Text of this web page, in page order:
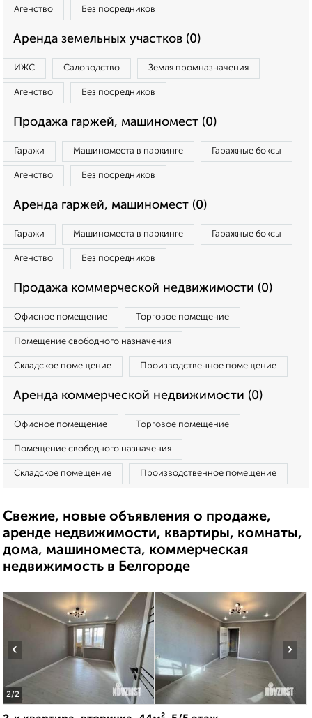
Агенство Без посредников
Аренда земельных участков (0)
ИЖС Садоводство Земля промназначения
Агенство Без посредников
Продажа гаржей, машиномест (0)
Гаражи Машиноместа в паркинге Гаражные боксы
Агенство Без посредников
Аренда гаржей, машиномест (0)
Гаражи Машиноместа в паркинге Гаражные боксы
Агенство Без посредников
Продажа коммерческой недвижимости (0)
Офисное помещение Торговое помещение
Помещение свободного назначения
Складское помещение Производственное помещение
Аренда коммерческой недвижимости (0)
Офисное помещение Торговое помещение
Помещение свободного назначения
Складское помещение Производственное помещение
Свежие, новые объявления о продаже,
аренде недвижимости, квартиры, комнаты,
дома, машиноместа, коммерческая
недвижимость в Белгороде
2/2
‹ ›